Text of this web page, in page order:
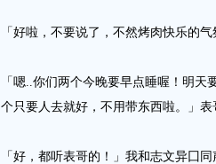
「好啦，不要说了，不然烤肉快乐的
「嗯..你们两个今晚要早点睡喔！明
个只要人去就好，不用带东西啦。」表
「好，都听表哥的！」我和志文异囗